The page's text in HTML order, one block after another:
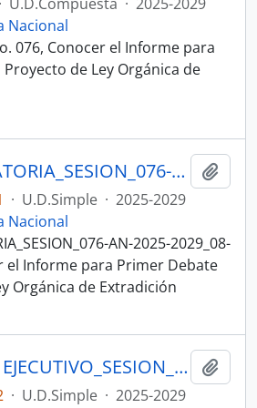
Nacional
076, Conocer el Informe para
de Ley Orgánica de
001_CONVOCATORIA_SESION_076-AN-2025-2029_08-03-26 SESION DEL PLENO N 076 ASAMBLEA NACIONAL 2025-2027
· U.D.Simple · 2025-2029
Nacional
AN-2025-2029_08-
el Informe para Primer Debate
Orgánica de Extradición
002_RESUMEN EJECUTIVO_SESION_076-AN-2025-2029_10-03-26 SESION DEL PLENO N 076 ASAMBLEA NACIONAL 2025-2027
· U.D.Simple · 2025-2029